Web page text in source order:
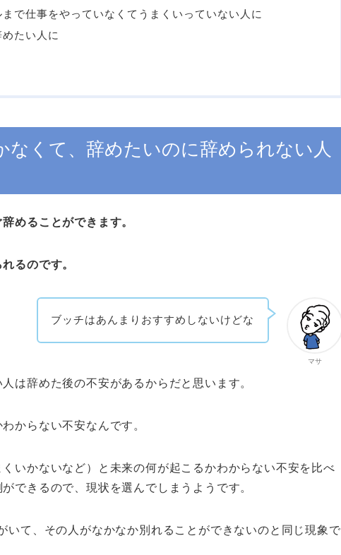
で仕事をやっていなくてうまくいっていない人に
たい人に
なくて、辞めたいのに辞められない人
めることができます。
るのです。
マサ
ブッチはあんまりおすすめしないけどな
は辞めた後の不安があるからだと思います。
からない不安なんです。
いかないなど）と未来の何が起こるかわからない不安を比べ
できるので、現状を選んでしまうようです。
いて、その人がなかなか別れることができないのと同じ現象で